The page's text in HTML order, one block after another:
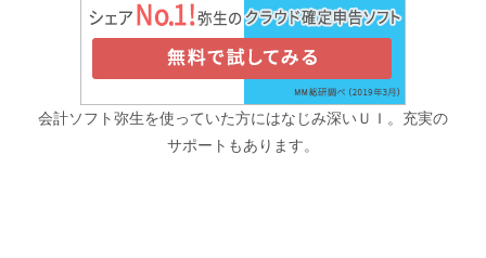
会計ソフト弥生を使っていた方にはなじみ深いＵＩ。充実の
サポートもあります。